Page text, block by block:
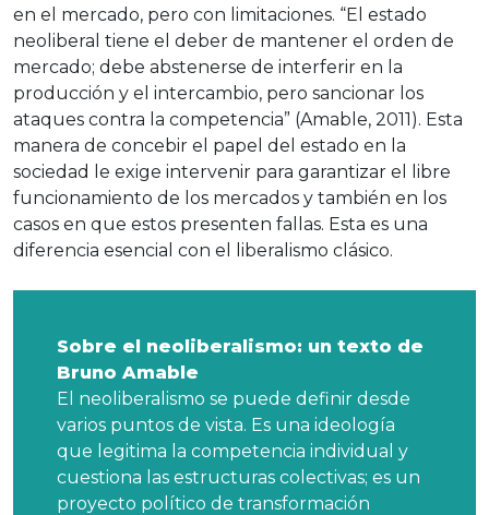
en el mercado, pero con limitaciones. “El estado
neoliberal tiene el deber de mantener el orden de
mercado; debe abstenerse de interferir en la
producción y el intercambio, pero sancionar los
ataques contra la competencia” (Amable, 2011). Esta
manera de concebir el papel del estado en la
sociedad le exige intervenir para garantizar el libre
funcionamiento de los mercados y también en los
casos en que estos presenten fallas. Esta es una
diferencia esencial con el liberalismo clásico.
Sobre el neoliberalismo: un texto de
Bruno Amable
El neoliberalismo se puede definir desde
varios puntos de vista. Es una ideología
que legitima la competencia individual y
cuestiona las estructuras colectivas; es un
proyecto político de transformación